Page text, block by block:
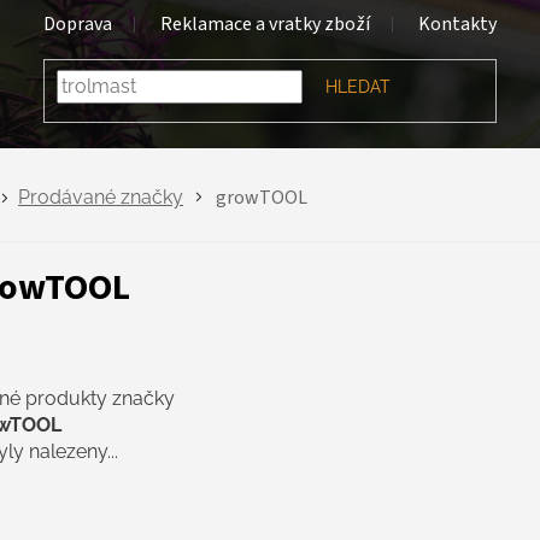
Doprava Reklamace a vratky zboží Kontakty
HLEDAT
Prodávané značky growTOOL
produkty značky
nalezeny...